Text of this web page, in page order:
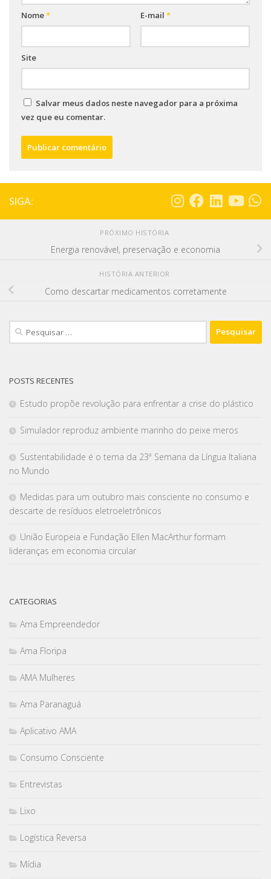
Nome* E-mail *
Site
Salvar meus dados neste navegador para a próxima
vez que eu comentar.
SIGA:
PRÓXIMO HISTÓRIA
Energia renovável, preservação e economia
HISTÓRIA ANTERIOR
Como descartar medicamentos corretamente
POSTS RECENTES
Estudo propõe revolução para enfrentar a crise do plástico
Simulador reproduz ambiente marinho do peixe meros
Sustentabilidade é o tema da 23ª Semana da Língua Italiana
no Mundo
Medidas para um outubro mais consciente no consumo e
descarte de resíduos eletroeletrônicos
União Europeia e Fundação Ellen MacArthur formam
lideranças em economia circular
CATEGORIAS
Ama Empreendedor
Ama Floripa
AMA Mulheres
Ama Paranaguá
Aplicativo AMA
Consumo Consciente
Entrevistas
Lixo
Logística Reversa
Mídia